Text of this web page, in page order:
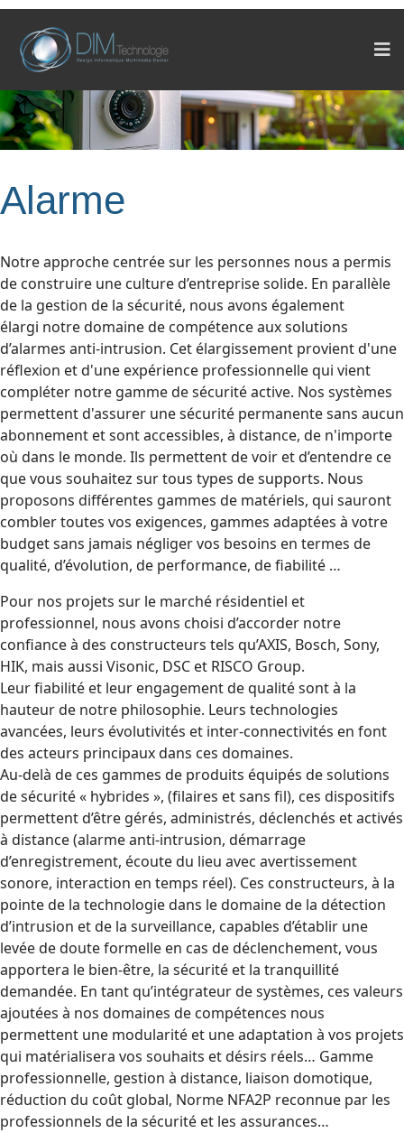
Alarme
Notre approche centrée sur les personnes nous a permis
de construire une culture d’entreprise solide. En parallèle
de la gestion de la sécurité, nous avons également
élargi notre domaine de compétence aux solutions
d’alarmes anti-intrusion. Cet élargissement provient d'une
réflexion et d'une expérience professionnelle qui vient
compléter notre gamme de sécurité active. Nos systèmes
permettent d'assurer une sécurité permanente sans aucun
abonnement et sont accessibles, à distance, de n'importe
où dans le monde. Ils permettent de voir et d’entendre ce
que vous souhaitez sur tous types de supports. Nous
proposons différentes gammes de matériels, qui sauront
combler toutes vos exigences, gammes adaptées à votre
budget sans jamais négliger vos besoins en termes de
qualité, d’évolution, de performance, de fiabilité …
Pour nos projets sur le marché résidentiel et
professionnel, nous avons choisi d’accorder notre
confiance à des constructeurs tels qu’AXIS, Bosch, Sony,
HIK, mais aussi Visonic, DSC et RISCO Group.
Leur fiabilité et leur engagement de qualité sont à la
hauteur de notre philosophie. Leurs technologies
avancées, leurs évolutivités et inter-connectivités en font
des acteurs principaux dans ces domaines.
Au-delà de ces gammes de produits équipés de solutions
de sécurité « hybrides », (filaires et sans fil), ces dispositifs
permettent d’être gérés, administrés, déclenchés et activés
à distance (alarme anti-intrusion, démarrage
d’enregistrement, écoute du lieu avec avertissement
sonore, interaction en temps réel). Ces constructeurs, à la
pointe de la technologie dans le domaine de la détection
d’intrusion et de la surveillance, capables d’établir une
levée de doute formelle en cas de déclenchement, vous
apportera le bien-être, la sécurité et la tranquillité
demandée. En tant qu’intégrateur de systèmes, ces valeurs
ajoutées à nos domaines de compétences nous
permettent une modularité et une adaptation à vos projets
qui matérialisera vos souhaits et désirs réels… Gamme
professionnelle, gestion à distance, liaison domotique,
réduction du coût global, Norme NFA2P reconnue par les
professionnels de la sécurité et les assurances…